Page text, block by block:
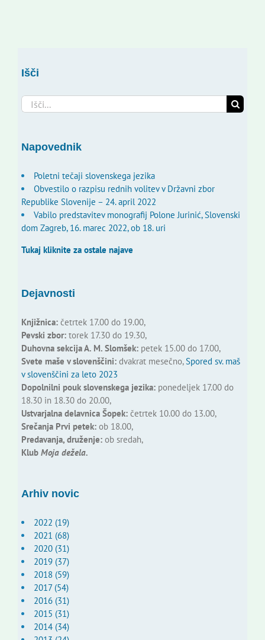
Išči
Search
for:
Napovednik
Poletni tečaji slovenskega jezika
Obvestilo o razpisu rednih volitev v Državni zbor
Republike Slovenije – 24. april 2022
Vabilo predstavitev monografij Polone Jurinić, Slovenski
dom Zagreb, 16. marec 2022, ob 18. uri
Tukaj kliknite za ostale najave
Dejavnosti
Knjižnica:četrtek 17.00 do 19.00,
Pevski zbor:torek 17.30 do 19.30,
Duhovna sekcija A. M. Slomšek:petek 15.00 do 17.00,
Svete maše v slovenščini:dvakrat mesečno,Spored sv. maš
v slovenščini za leto 2023
Dopolnilni pouk slovenskega jezika:ponedeljek 17.00 do
18.30 in 18.30 do 20.00,
Ustvarjalna delavnica Šopek:četrtek 10.00 do 13.00,
Srečanja Prvi petek:ob 18.00,
Predavanja, druženje:ob sredah,
Klub Moja dežela.
Arhiv novic
2022 (19)
2021 (68)
2020 (31)
2019 (37)
2018 (59)
2017 (54)
2016 (31)
2015 (31)
2014 (34)